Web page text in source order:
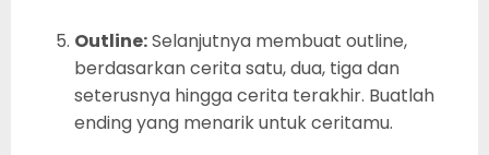
Outline:Selanjutnya membuat outline,
berdasarkan cerita satu, dua, tiga dan
seterusnya hingga cerita terakhir. Buatlah
ending yang menarik untuk ceritamu.